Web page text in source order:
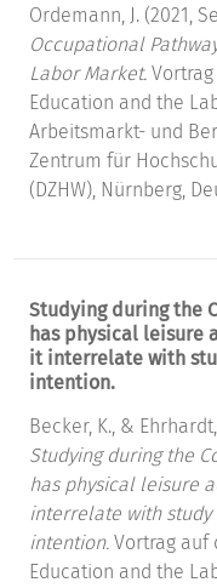
Ordemann, J. (2021,
Occupational
Labor Market.
Education and the
Arbeitsmarkt- und
Zentrum für
(DZHW), Nürnberg,
Studying during the
has physical leisure
it interrelate with
intention.
Becker, K., &
Studying during the
has physical leisure
interrelate with
intention. Vortrag auf
Education and the